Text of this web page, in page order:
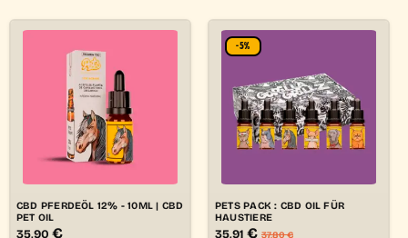
CBD PFERDEÖL 12% - 10ML | CBD
PET OIL
35,90 €
-5%
PETS PACK : CBD OIL FÜR
HAUSTIERE
35,91 € 37,80€